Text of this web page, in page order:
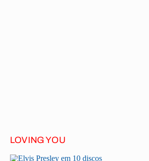
LOVING YOU